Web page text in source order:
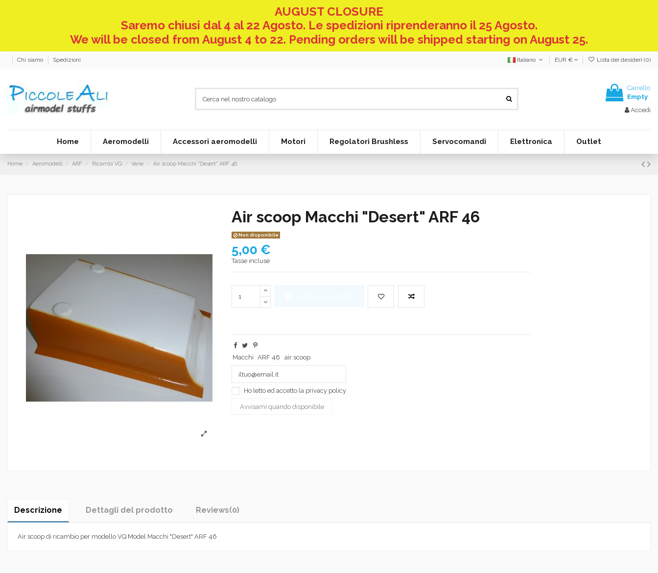
AUGUST CLOSURE
Saremo chiusi dal 4 al 22 Agosto. Le spedizioni riprenderanno il 25 Agosto.
We will be closed from August 4 to 22. Pending orders will be shipped starting on August 25.
Chi siamo Spedizioni Italiano EUR € Lista dei desideri (0)
Carrello
Empty
Accedi
Home Aeromodelli Accessori aeromodelli Motori Regolatori Brushless Servocomandi Elettronica Outlet
Home Aeromodelli ARF Ricambi VQ Varie Air scoop Macchi "Desert" ARF 46
Air scoop Macchi "Desert" ARF 46
Non disponibile
5,00 €
Tasse incluse
Macchi ARF 46 air scoop
Ho letto ed accetto la privacy policy
Descrizione Dettagli del prodotto Reviews(0)
Air scoop di ricambio per modello VQ Model Macchi "Desert" ARF 46